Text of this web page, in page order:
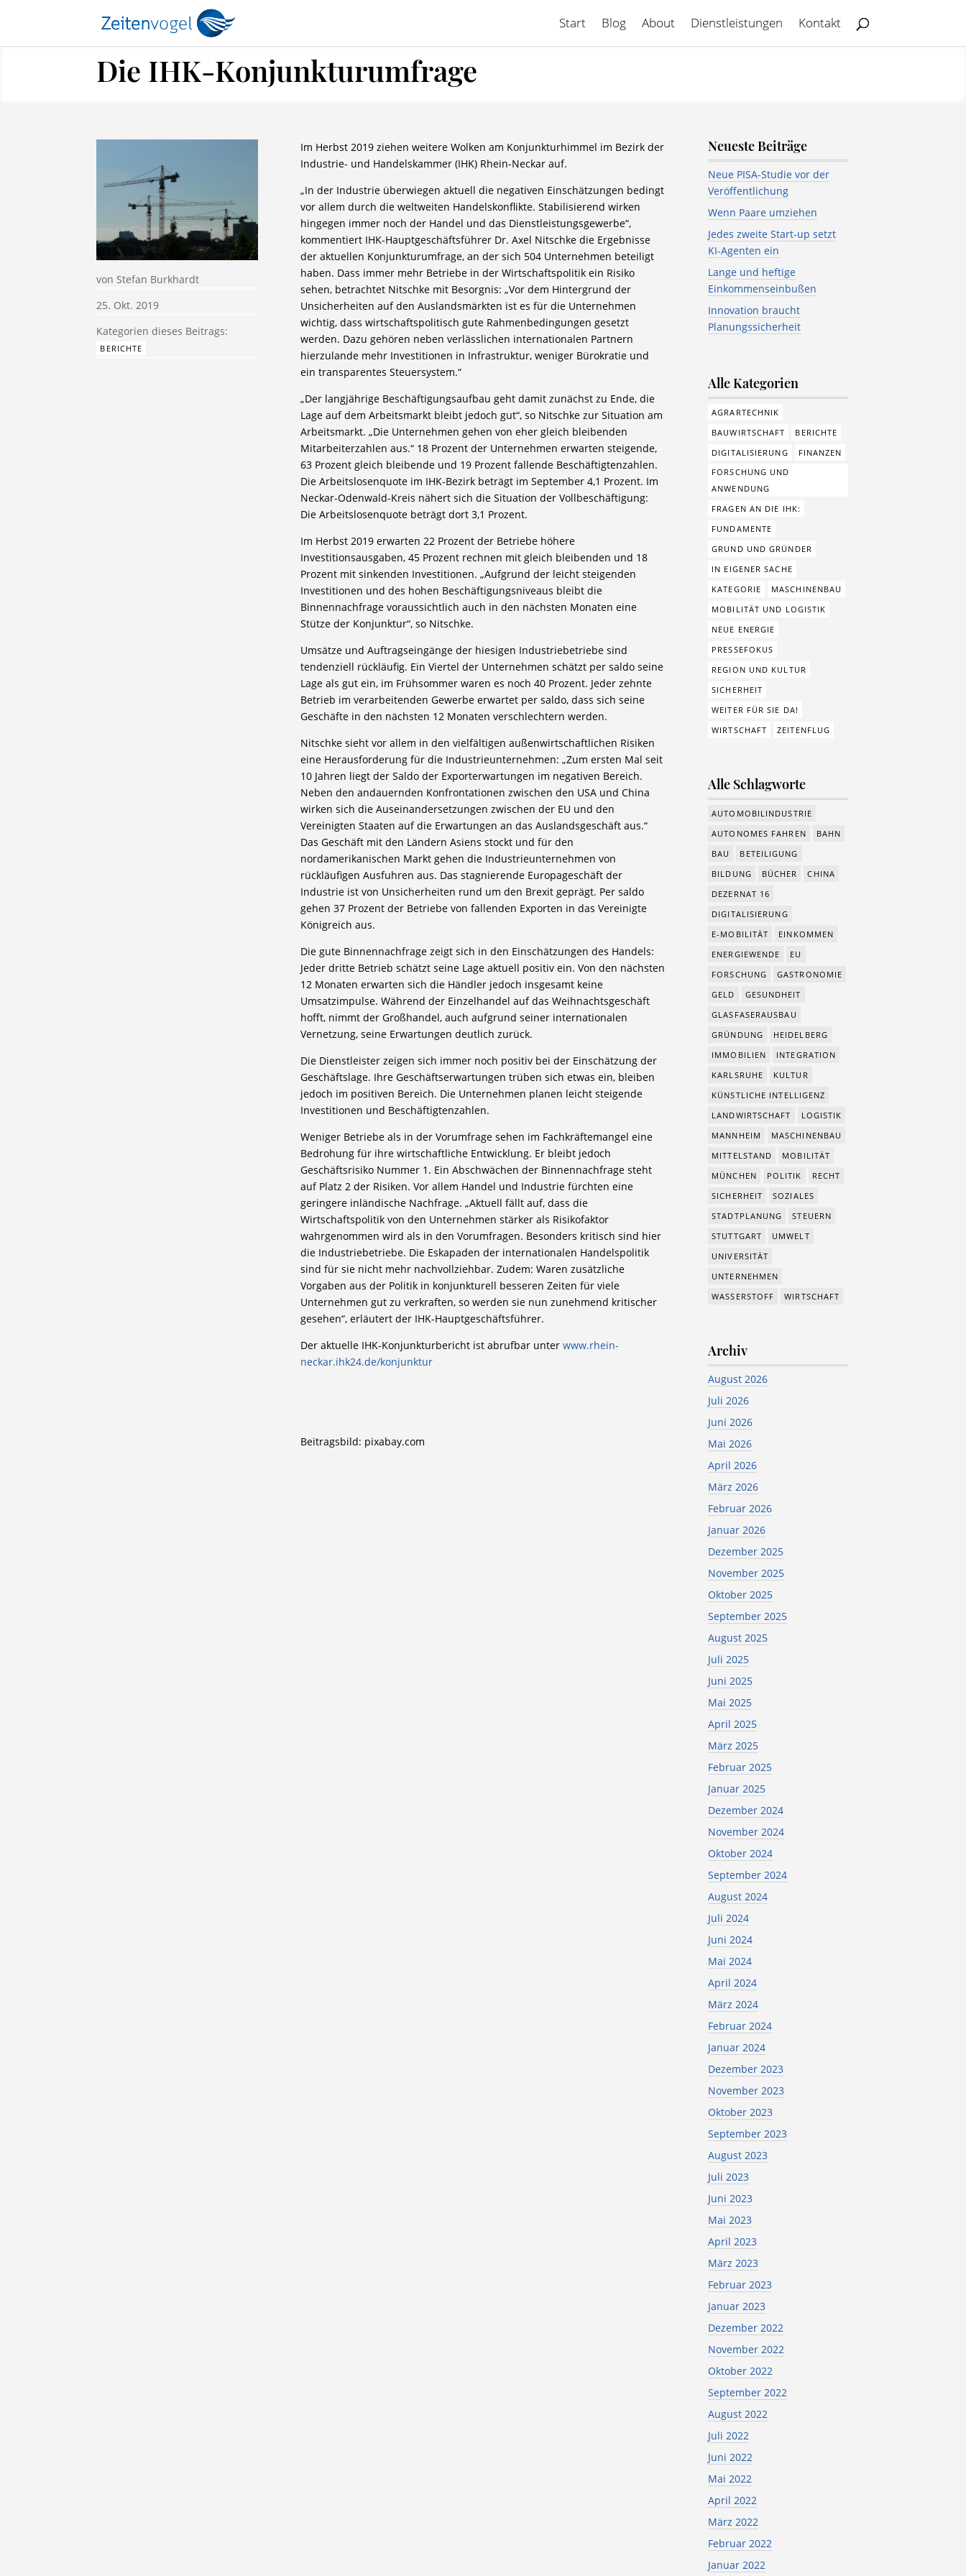
Start Blog About Dienstleistungen Kontakt
Die IHK-Konjunkturumfrage
vonStefan Burkhardt
25. Okt. 2019
BERICHTE
Im Herbst 2019 ziehen weitere Wolken am Konjunkturhimmel im Bezirk der
Industrie- und Handelskammer (IHK) Rhein-Neckar auf.
„In der Industrie überwiegen aktuell die negativen Einschätzungen bedingt
vor allem durch die weltweiten Handelskonflikte. Stabilisierend wirken
hingegen immer noch der Handel und das Dienstleistungsgewerbe“,
kommentiert IHK-Hauptgeschäftsführer Dr. Axel Nitschke die Ergebnisse
der aktuellen Konjunkturumfrage, an der sich 504 Unternehmen beteiligt
haben. Dass immer mehr Betriebe in der Wirtschaftspolitik ein Risiko
sehen, betrachtet Nitschke mit Besorgnis: „Vor dem Hintergrund der
Unsicherheiten auf den Auslandsmärkten ist es für die Unternehmen
wichtig, dass wirtschaftspolitisch gute Rahmenbedingungen gesetzt
werden. Dazu gehören neben verlässlichen internationalen Partnern
hierzulande mehr Investitionen in Infrastruktur, weniger Bürokratie und
ein transparentes Steuersystem.“
„Der langjährige Beschäftigungsaufbau geht damit zunächst zu Ende, die
Lage auf dem Arbeitsmarkt bleibt jedoch gut“, so Nitschke zur Situation am
Arbeitsmarkt. „Die Unternehmen gehen von eher gleich bleibenden
Mitarbeiterzahlen aus.“ 18 Prozent der Unternehmen erwarten steigende,
63 Prozent gleich bleibende und 19 Prozent fallende Beschäftigtenzahlen.
Die Arbeitslosenquote im IHK-Bezirk beträgt im September 4,1 Prozent. Im
Neckar-Odenwald-Kreis nähert sich die Situation der Vollbeschäftigung:
Die Arbeitslosenquote beträgt dort 3,1 Prozent.
Im Herbst 2019 erwarten 22 Prozent der Betriebe höhere
Investitionsausgaben, 45 Prozent rechnen mit gleich bleibenden und 18
Prozent mit sinkenden Investitionen. „Aufgrund der leicht steigenden
Investitionen und des hohen Beschäftigungsniveaus bleibt die
Binnennachfrage voraussichtlich auch in den nächsten Monaten eine
Stütze der Konjunktur“, so Nitschke.
Umsätze und Auftragseingänge der hiesigen Industriebetriebe sind
tendenziell rückläufig. Ein Viertel der Unternehmen schätzt per saldo seine
Lage als gut ein, im Frühsommer waren es noch 40 Prozent. Jeder zehnte
Betrieb im verarbeitenden Gewerbe erwartet per saldo, dass sich seine
Geschäfte in den nächsten 12 Monaten verschlechtern werden.
Nitschke sieht vor allem in den vielfältigen außenwirtschaftlichen Risiken
eine Herausforderung für die Industrieunternehmen: „Zum ersten Mal seit
10 Jahren liegt der Saldo der Exporterwartungen im negativen Bereich.
Neben den andauernden Konfrontationen zwischen den USA und China
wirken sich die Auseinandersetzungen zwischen der EU und den
Vereinigten Staaten auf die Erwartungen an das Auslandsgeschäft aus.“
Das Geschäft mit den Ländern Asiens stockt und für den
nordamerikanischen Markt gehen die Industrieunternehmen von
rückläufigen Ausfuhren aus. Das stagnierende Europageschäft der
Industrie ist von Unsicherheiten rund um den Brexit geprägt. Per saldo
gehen 37 Prozent der Betriebe von fallenden Exporten in das Vereinigte
Königreich aus.
Die gute Binnennachfrage zeigt sich in den Einschätzungen des Handels:
Jeder dritte Betrieb schätzt seine Lage aktuell positiv ein. Von den nächsten
12 Monaten erwarten sich die Händler jedoch insgesamt keine
Umsatzimpulse. Während der Einzelhandel auf das Weihnachtsgeschäft
hofft, nimmt der Großhandel, auch aufgrund seiner internationalen
Vernetzung, seine Erwartungen deutlich zurück.
Die Dienstleister zeigen sich immer noch positiv bei der Einschätzung der
Geschäftslage. Ihre Geschäftserwartungen trüben sich etwas ein, bleiben
jedoch im positiven Bereich. Die Unternehmen planen leicht steigende
Investitionen und Beschäftigtenzahlen.
Weniger Betriebe als in der Vorumfrage sehen im Fachkräftemangel eine
Bedrohung für ihre wirtschaftliche Entwicklung. Er bleibt jedoch
Geschäftsrisiko Nummer 1. Ein Abschwächen der Binnennachfrage steht
auf Platz 2 der Risiken. Vor allem Handel und Industrie fürchten eine
geringere inländische Nachfrage. „Aktuell fällt auf, dass die
Wirtschaftspolitik von den Unternehmen stärker als Risikofaktor
wahrgenommen wird als in den Vorumfragen. Besonders kritisch sind hier
die Industriebetriebe. Die Eskapaden der internationalen Handelspolitik
sind für sie nicht mehr nachvollziehbar. Zudem: Waren zusätzliche
Vorgaben aus der Politik in konjunkturell besseren Zeiten für viele
Unternehmen gut zu verkraften, so werden sie nun zunehmend kritischer
gesehen“, erläutert der IHK-Hauptgeschäftsführer.
Der aktuelle IHK-Konjunkturbericht ist abrufbar unter www.rhein-
neckar.ihk24.de/konjunktur
Beitragsbild: pixabay.com
Neueste Beiträge
Neue PISA-Studie vor der
Veröffentlichung
Wenn Paare umziehen
Jedes zweite Start-up setzt
KI-Agenten ein
Lange und heftige
Einkommenseinbußen
Innovation braucht
Planungssicherheit
Alle Kategorien
AGRARTECHNIK
BAUWIRTSCHAFT
BERICHTE
DIGITALISIERUNG
FINANZEN
FORSCHUNG UND
ANWENDUNG
FRAGEN AN DIE IHK:
FUNDAMENTE
GRUND UND GRÜNDER
IN EIGENER SACHE
KATEGORIE
MASCHINENBAU
MOBILITÄT UND LOGISTIK
NEUE ENERGIE
PRESSEFOKUS
REGION UND KULTUR
SICHERHEIT
WEITER FÜR SIE DA!
WIRTSCHAFT
ZEITENFLUG
Alle Schlagworte
AUTOMOBILINDUSTRIE
AUTONOMES FAHREN
BAHN
BAU
BETEILIGUNG
BILDUNG
BÜCHER
CHINA
DEZERNAT 16
DIGITALISIERUNG
E-MOBILITÄT
EINKOMMEN
ENERGIEWENDE
EU
FORSCHUNG
GASTRONOMIE
GELD
GESUNDHEIT
GLASFASERAUSBAU
GRÜNDUNG
HEIDELBERG
IMMOBILIEN
INTEGRATION
KARLSRUHE
KULTUR
KÜNSTLICHE INTELLIGENZ
LANDWIRTSCHAFT
LOGISTIK
MANNHEIM
MASCHINENBAU
MITTELSTAND
MOBILITÄT
MÜNCHEN
POLITIK
RECHT
SICHERHEIT
SOZIALES
STADTPLANUNG
STEUERN
STUTTGART
UMWELT
UNIVERSITÄT
UNTERNEHMEN
WASSERSTOFF
WIRTSCHAFT
Archiv
August 2026
Juli 2026
Juni 2026
Mai 2026
April 2026
März 2026
Februar 2026
Januar 2026
Dezember 2025
November 2025
Oktober 2025
September 2025
August 2025
Juli 2025
Juni 2025
Mai 2025
April 2025
März 2025
Februar 2025
Januar 2025
Dezember 2024
November 2024
Oktober 2024
September 2024
August 2024
Juli 2024
Juni 2024
Mai 2024
April 2024
März 2024
Februar 2024
Januar 2024
Dezember 2023
November 2023
Oktober 2023
September 2023
August 2023
Juli 2023
Juni 2023
Mai 2023
April 2023
März 2023
Februar 2023
Januar 2023
Dezember 2022
November 2022
Oktober 2022
September 2022
August 2022
Juli 2022
Juni 2022
Mai 2022
April 2022
März 2022
Februar 2022
Januar 2022